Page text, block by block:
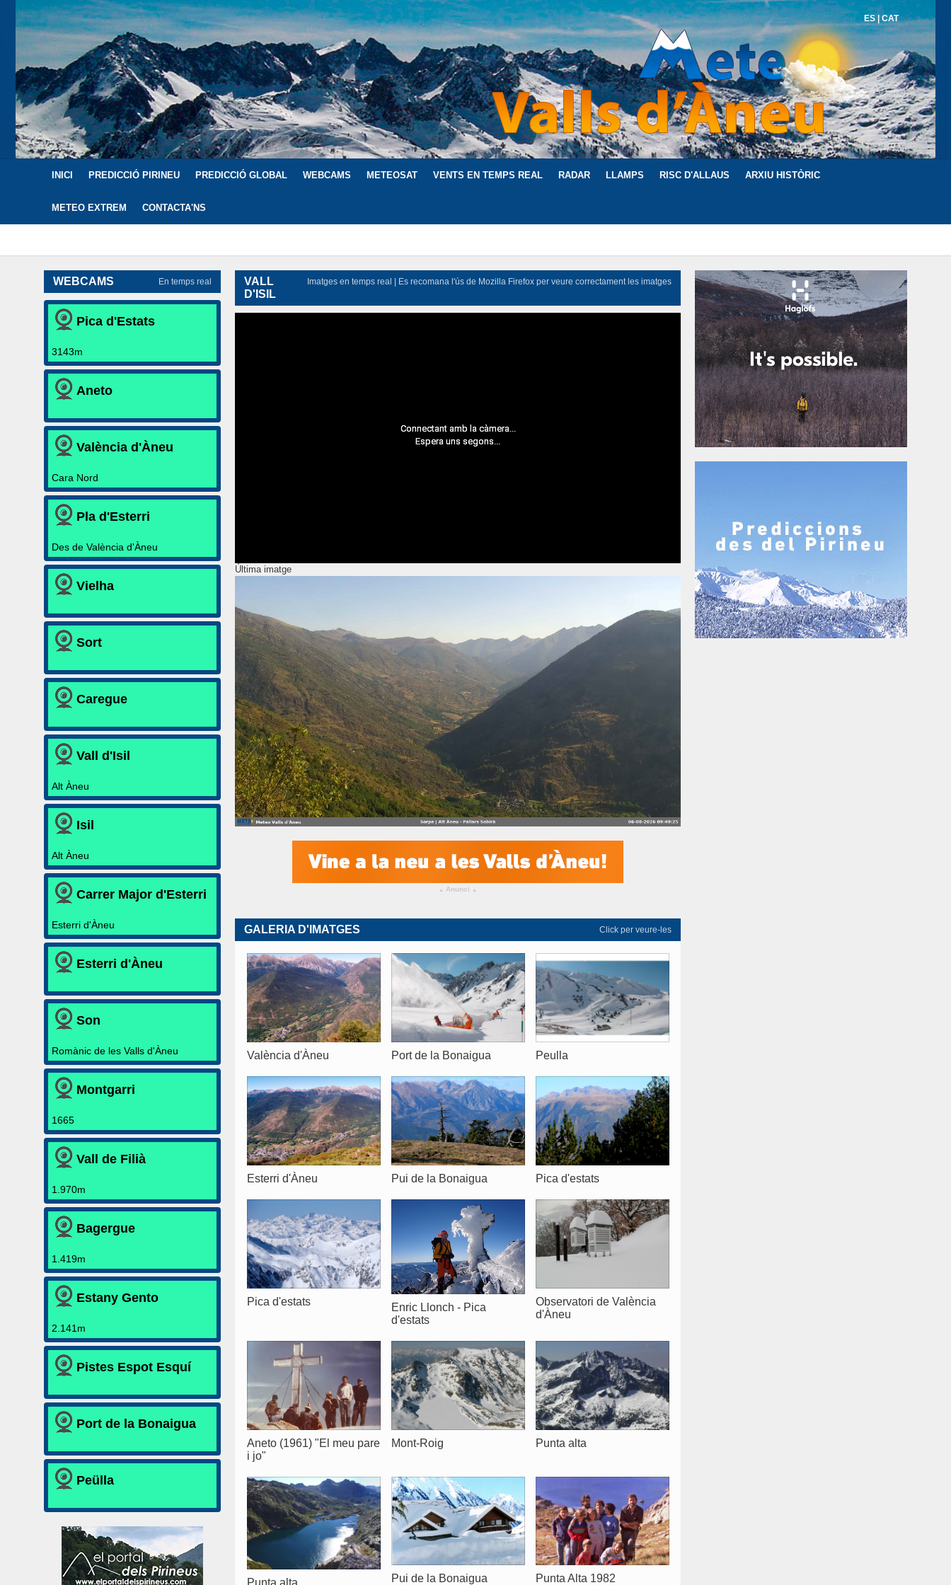
ES|CAT
INICI PREDICCIÓ PIRINEU PREDICCIÓ GLOBAL WEBCAMS METEOSAT VENTS EN TEMPS REAL RADAR LLAMPS RISC D'ALLAUS ARXIU HISTÒRIC
METEO EXTREM CONTACTA'NS
Imatges en temps real | Es recomana l'ús de Mozilla Firefox per veure correctament les imatges
VALL
D'ISIL
Connectant amb la càmera...
Espera uns segons...
Última imatge
▴ Anunci ▴
Click per veure-les
GALERIA D'IMATGES
València d'Àneu Port de la Bonaigua Peulla
Esterri d'Àneu Pui de la Bonaigua Pica d'estats
Pica d'estats
Enric Llonch - Pica
d'estats
Observatori de València
d'Àneu
Aneto (1961) "El meu pare
i jo"
Mont-Roig Punta alta
Pui de la Bonaigua Punta Alta 1982
En temps real
WEBCAMS
Pica d'Estats
3143m
Aneto
València d'Àneu
Cara Nord
Pla d'Esterri
Des de València d'Àneu
Vielha
Sort
Caregue
Vall d'Isil
Alt Àneu
Isil
Alt Àneu
Carrer Major d'Esterri
Esterri d'Àneu
Esterri d'Àneu
Son
Romànic de les Valls d'Àneu
Montgarri
1665
Vall de Filià
1.970m
Bagergue
1.419m
Estany Gento
2.141m
Pistes Espot Esquí
Port de la Bonaigua
Peülla